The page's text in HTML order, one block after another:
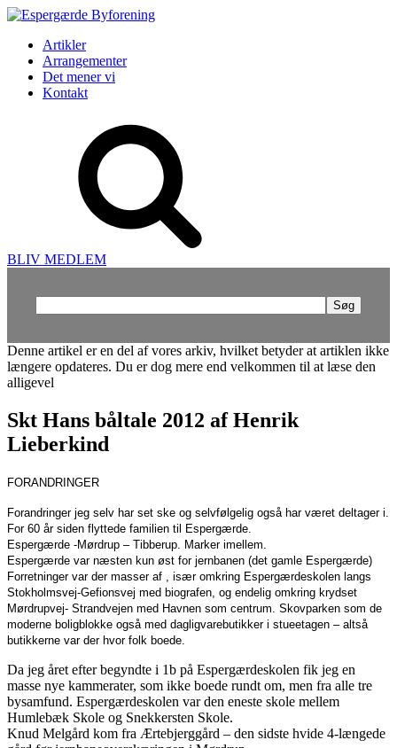
Artikler
Arrangementer
Det mener vi
Kontakt
BLIV MEDLEM
efter:
Denne artikel er en del af vores arkiv, hvilket betyder at artiklen ikke
længere opdateres. Du er dog mere end velkommen til at læse den
alligevel
Skt Hans båltale 2012 af Henrik
Lieberkind
FORANDRINGER
Forandringer jeg selv har set ske og selvfølgelig også har været deltager i.
For 60 år siden flyttede familien til Espergærde.
Espergærde -Mørdrup – Tibberup. Marker imellem.
Espergærde var næsten kun øst for jernbanen (det gamle Espergærde)
Forretninger var der masser af , især omkring Espergærdeskolen langs
Stokholmsvej-Gefionsvej med biografen, og endelig omkring krydset
Mørdrupvej- Strandvejen med Havnen som centrum. Skovparken som de
moderne boligblokke også med dagligvarebutikker i stueetagen – altså
butikkerne var der hvor folk boede.
Da jeg året efter begyndte i 1b på Espergærdeskolen fik jeg en
masse nye kammerater, som ikke boede rundt om, men fra alle tre
bysamfund. Espergærdeskolen var den eneste skole mellem
Humlebæk Skole og Snekkersten Skole.
Knud Melgård kom fra Ærtebjerggård – den sidste hvide 4-længede